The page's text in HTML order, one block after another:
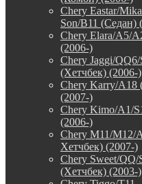
Chery Eastar/
Son/B11 (Седан)
Chery Elara/A5/
(2006-)
Chery Jaggi/QQ6/
(Хетчбек) (2006-)
Chery Karry/
(2007-)
Chery Kimo/A1/
(2006-)
Chery M11/M12/
Хетчбек) (2007-)
Chery Sweet/QQ/
(Хетчбек) (2003-)